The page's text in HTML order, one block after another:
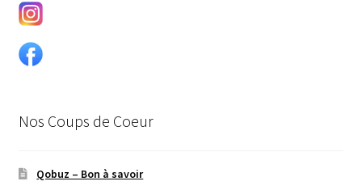
Nos Coups de Coeur
Qobuz – Bon à savoir